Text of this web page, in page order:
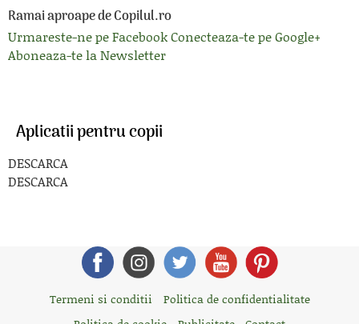
Ramai aproape de Copilul.ro
Urmareste-ne pe FacebookConecteaza-te pe Google+
Aboneaza-te la Newsletter
Aplicatii pentru copii
DESCARCA
DESCARCA
Termeni si conditii
Politica de confidentialitate